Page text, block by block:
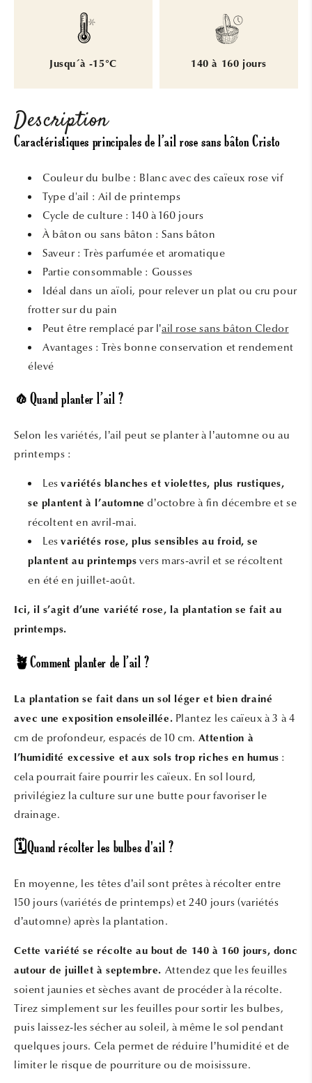
Jusqu´à -15°C 140 à 160 jours
Description
Caractéristiques principales de l’ail rose sans bâton Cristo
Couleur du bulbe : Blanc avec des caïeux rose vif
Type d'ail : Ail de printemps
Cycle de culture : 140 à 160 jours
À bâton ou sans bâton : Sans bâton
Saveur : Très parfumée et aromatique
Partie consommable : Gousses
Idéal dans un aïoli, pour relever un plat ou cru pour
frotter sur du pain
Peut être remplacé par l’ail rose sans bâton Cledor
Avantages : Très bonne conservation et rendement
élevé
🧄Quand planter l’ail ?
Selon les variétés, l’ail peut se planter à l’automne ou au
printemps :
Lesvariétés blanches et violettes, plus rustiques,
se plantent à l’automne d’octobre à fin décembre et se
récoltent en avril-mai.
Lesvariétés rose, plus sensibles au froid, se
plantent au printemps vers mars-avril et se récoltent
en été en juillet-août.
Ici, il s’agit d’une variété rose, la plantation se fait au
printemps.
🪴Comment planter de l’ail ?
La plantation se fait dans un sol léger et bien drainé
avec une exposition ensoleillée. Plantez les caïeux à 3 à 4
cm de profondeur, espacés de 10 cm. Attention à
l’humidité excessive et aux sols trop riches en humus :
cela pourrait faire pourrir les caïeux. En sol lourd,
privilégiez la culture sur une butte pour favoriser le
drainage.
🗓️Quand récolter les bulbes d'ail ?
En moyenne, les têtes d’ail sont prêtes à récolter entre
150 jours (variétés de printemps) et 240 jours (variétés
d’automne) après la plantation.
Cette variété se récolte au bout de 140 à 160 jours, donc
autour de juillet à septembre. Attendez que les feuilles
soient jaunies et sèches avant de procéder à la récolte.
Tirez simplement sur les feuilles pour sortir les bulbes,
puis laissez-les sécher au soleil, à même le sol pendant
quelques jours. Cela permet de réduire l’humidité et de
limiter le risque de pourriture ou de moisissure.